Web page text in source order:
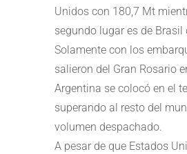
Unidos con 180,7 Mt
segundo lugar es de Brasil
Solamente con los
salieron del Gran Rosario
Argentina se colocó en el
superando al resto del
volumen despachado.
A pesar de que Estados